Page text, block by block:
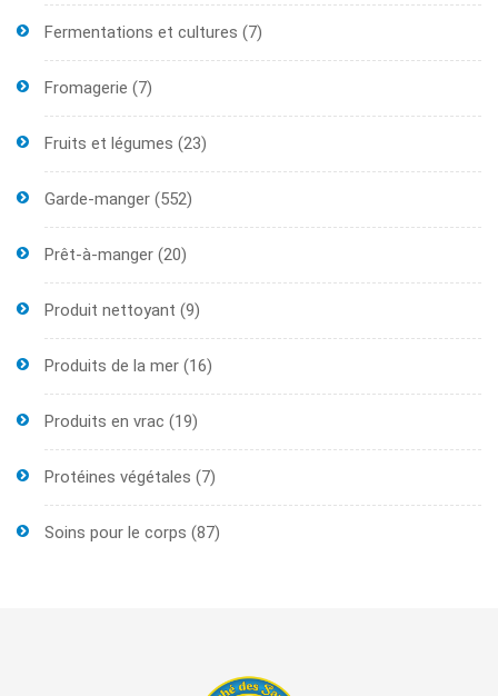
Fermentations et cultures (7)
Fromagerie (7)
Fruits et légumes (23)
Garde-manger (552)
Prêt-à-manger (20)
Produit nettoyant (9)
Produits de la mer (16)
Produits en vrac (19)
Protéines végétales (7)
Soins pour le corps (87)